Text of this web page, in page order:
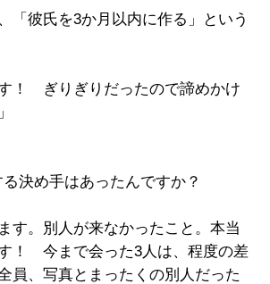
彼氏を3か月以内に作る」という
す！ ぎりぎりだったので諦めかけ
決め手はあったんですか？
す。別人が来なかったこと。本当
！ 今まで会った3人は、程度の差
員、写真とまったくの別人だった